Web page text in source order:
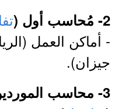
2- مُحاسب أول (
- أماكن العمل
جيزان).
3- محاسب الموردين والمدفوعات